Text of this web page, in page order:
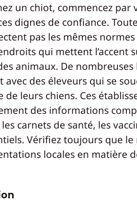
un chiot, commencez par
dignes de confiance.
pas les mêmes
qui mettent l’accent
animaux. De
des éleveurs qui se
leurs chiens. Ces
des informations
carnets de santé, les
Vérifiez toujours que le
locales en matière